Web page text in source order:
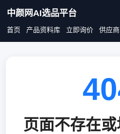
中颜网AI选品平台
首页 产品资料库 立即询价 供应
页面不存在